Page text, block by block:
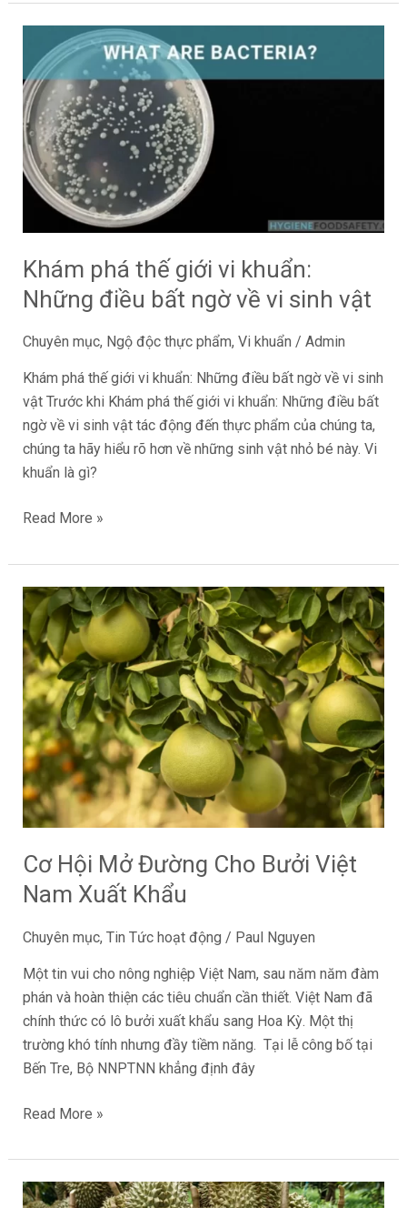
Khám phá thế giới vi khuẩn:
Những điều bất ngờ về vi sinh vật
Chuyên mục, Ngộ độc thực phẩm, Vi khuẩn / Admin
Khám phá thế giới vi khuẩn: Những điều bất ngờ về vi sinh
vật Trước khi Khám phá thế giới vi khuẩn: Những điều bất
ngờ về vi sinh vật tác động đến thực phẩm của chúng ta,
chúng ta hãy hiểu rõ hơn về những sinh vật nhỏ bé này. Vi
khuẩn là gì?
phá
thế
giới
vi
khuẩn:
Những
điều
về
vi
vật
Read More »
Cơ Hội Mở Đường Cho Bưởi Việt
Nam Xuất Khẩu
Chuyên mục, Tin Tức hoạt động / Paul Nguyen
Một tin vui cho nông nghiệp Việt Nam, sau năm năm đàm
phán và hoàn thiện các tiêu chuẩn cần thiết. Việt Nam đã
chính thức có lô bưởi xuất khẩu sang Hoa Kỳ. Một thị
trường khó tính nhưng đầy tiềm năng. Tại lễ công bố tại
Bến Tre, Bộ NNPTNN khẳng định đây
Cơ
Hội
Mở
Đường
Cho
Bưởi
Việt
Nam
Xuất
Khẩu
Read More »
HƯỚNG